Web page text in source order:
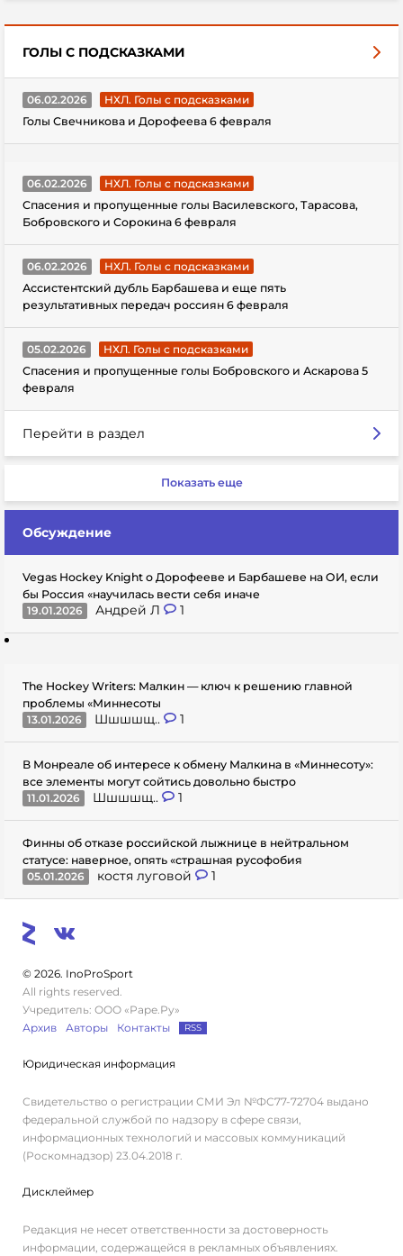
ГОЛЫ С ПОДСКАЗКАМИ
06.02.2026
НХЛ. Голы с подсказками
Голы Свечникова и Дорофеева 6 февраля
06.02.2026
НХЛ. Голы с подсказками
Спасения и пропущенные голы Василевского, Тарасова,
Бобровского и Сорокина 6 февраля
06.02.2026
НХЛ. Голы с подсказками
Ассистентский дубль Барбашева и еще пять
результативных передач россиян 6 февраля
05.02.2026
НХЛ. Голы с подсказками
Спасения и пропущенные голы Бобровского и Аскарова 5
февраля
Перейти в раздел
Показать еще
Обсуждение
Vegas Hockey Knight о Дорофееве и Барбашеве на ОИ, если
бы Россия «научилась вести себя иначе
19.01.2026
Андрей Л 1
The Hockey Writers: Малкин — ключ к решению главной
проблемы «Миннесоты
13.01.2026
Шшшшщ.. 1
В Монреале об интересе к обмену Малкина в «Миннесоту»:
все элементы могут сойтись довольно быстро
11.01.2026
Шшшшщ.. 1
Финны об отказе российской лыжнице в нейтральном
статусе: наверное, опять «страшная русофобия
05.01.2026
костя луговой 1
© 2026. InoProSport
All rights reserved.
Учредитель: ООО «Раре.Ру»
Архив
Авторы Контакты RSS
Юридическая информация
Свидетельство о регистрации СМИ Эл №ФС77-72704 выдано
федеральной службой по надзору в сфере связи,
информационных технологий и массовых коммуникаций
(Роскомнадзор) 23.04.2018 г.
Дисклеймер
Редакция не несет ответственности за достоверность
информации, содержащейся в рекламных объявлениях.